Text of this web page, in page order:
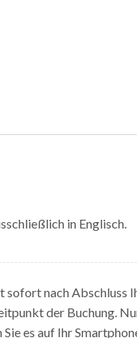
in Englisch.
sofort nach Abschluss
der Buchung.
es auf Ihr